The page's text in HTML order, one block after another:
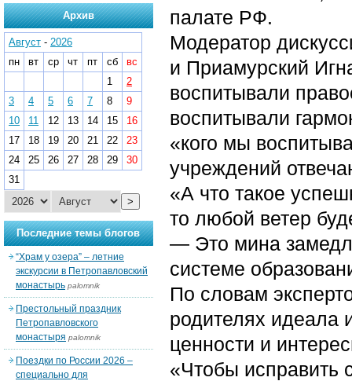
палате РФ.
Модератор
и Приамурский
воспитывали
воспитывали
«кого мы
учреждений
«А что такое
то любой ветер
— Это мина
системе
По словам
родителях идеала
ценности и
«Чтобы исправить
Архив
Август - 2026
пн
вт ср чт пт сб
вс
1
2
3
4 5 6 7 8
9
10
11 12 13 14 15
16
17
18 19 20 21 22
23
24
25 26 27 28 29
30
31
>
Последние темы блогов
“Храм у озера” – летние
экскурсии в Петропавловский
монастырь palomnik
Престольный праздник
Петропавловского
монастыря palomnik
Поездки по России 2026 –
специально для